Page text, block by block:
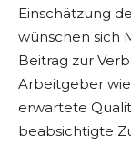
Einschätzung
wünschen sich
Beitrag zur
Arbeitgeber
erwartete
beabsichtigte